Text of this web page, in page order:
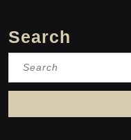
Search